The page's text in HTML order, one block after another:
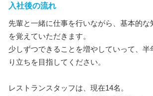
入社後の流れ
先輩と一緒に仕事を行いながら、基本的な
を覚えていただきます。
少しずつできることを増やしていって、半
り立ちを目指してください。
レストランスタッフは、現在14名。